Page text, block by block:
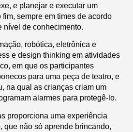
e planejar e executar um
sempre em times de acordo
nível de conhecimento.
robótica, eletrônica e
e design thinking em atividades
em que os participantes
para uma peça de teatro, e
na qual as crianças criam um
alarmes para protegê-lo.
proporciona uma experiência
que não só aprende brincando,